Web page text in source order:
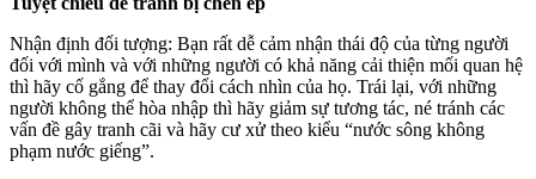
Nhận định đối tượng: Bạn rất dễ cảm nhận thái độ của từng người
đối với mình và với những người có khả năng cải thiện mối quan hệ
thì hãy cố gắng để thay đổi cách nhìn của họ. Trái lại, với những
người không thể hòa nhập thì hãy giảm sự tương tác, né tránh các
vấn đề gây tranh cãi và hãy cư xử theo kiểu “nước sông không
phạm nước giếng”.